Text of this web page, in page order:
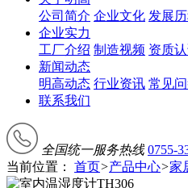
公司简介 企业文化 发展
企业实力
工厂介绍 制造视频 资质
新闻动态
明高动态 行业资讯 常见
联系我们
全国统一服务热线 0755-
当前位置：
首页>产品中心>家